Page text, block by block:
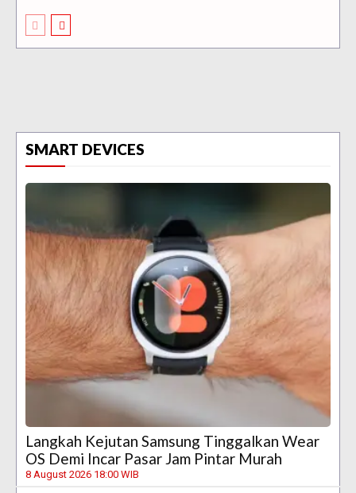
SMART DEVICES
Langkah Kejutan Samsung Tinggalkan Wear
OS Demi Incar Pasar Jam Pintar Murah
8 August 2026 18:00 WIB